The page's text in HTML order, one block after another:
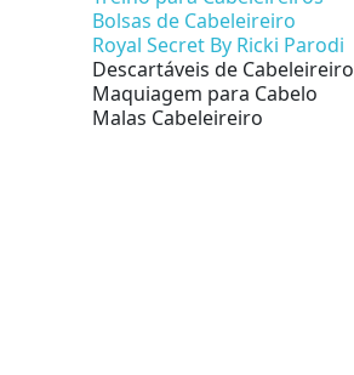
Bolsas de Cabeleireiro
Royal Secret By Ricki Parodi
Descartáveis de Cabeleireiro
Maquiagem para Cabelo
Malas Cabeleireiro